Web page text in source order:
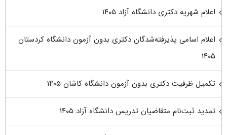
اعلام شهریه دکتری دانشگاه آزاد ۱۴۰۵
اعلام اسامی پذیرفته‌شدگان دکتری بدون آزمون دانشگاه کردستان
۱۴۰۵
تکمیل ظرفیت دکتری بدون آزمون دانشگاه کاشان ۱۴۰۵
تمدید ثبت‌نام متقاضیان تدریس دانشگاه آزاد ۱۴۰۵